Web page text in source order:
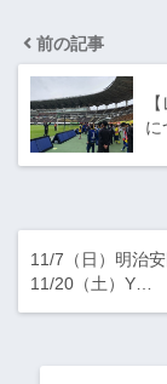
前の記事
に
11/7（日）明治
11/20（土）Y…